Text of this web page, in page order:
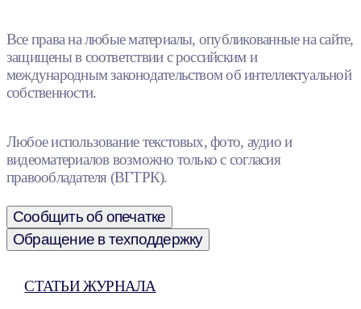
Все права на любые материалы, опубликованные на сайте,
защищены в соответствии с российским и
международным законодательством об интеллектуальной
собственности.
Любое использование текстовых, фото, аудио и
видеоматериалов возможно только с согласия
правообладателя (ВГТРК).
Сообщить об опечатке
Обращение в техподдержку
СТАТЬИ ЖУРНАЛА